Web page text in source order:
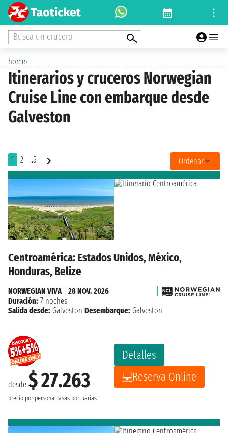
Busca un crucero
home›
Itinerarios y cruceros Norwegian
Cruise Line con embarque desde
Galveston
1 2 ..5 Ordenar
Centroamérica: Estados Unidos, México,
Honduras, Belize
desde $ 27.263
precio por persona Tasas portuarias
Detalles
Reserva Online
NORWEGIAN VIVA| 28 NOV. 2026
Duración: 7 noches
Salida desde: Galveston Desembarque: Galveston